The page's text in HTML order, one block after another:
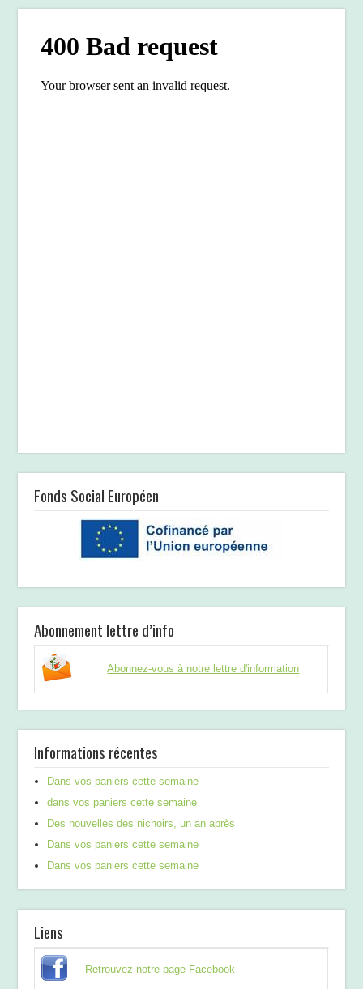
Fonds Social Européen
Abonnement lettre d’info
Abonnez-vous à notre lettre d'information
Informations récentes
Dans vos paniers cette semaine
dans vos paniers cette semaine
Des nouvelles des nichoirs, un an après
Dans vos paniers cette semaine
Dans vos paniers cette semaine
Liens
Retrouvez notre page Facebook